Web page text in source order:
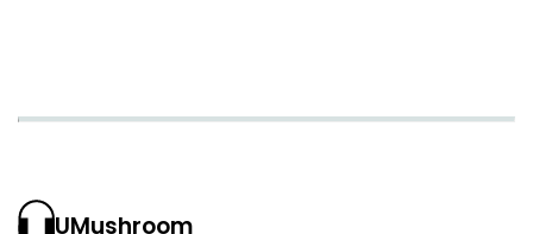
UMushroom